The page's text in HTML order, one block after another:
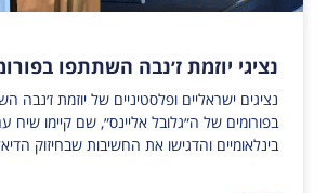
נציגי יוזמת ז׳נבה השתתפו
נציגים ישראליים ופלסטיניים של יוזמת ז׳נבה
בפורומים של ה״גלובל אליינס״, שם קיימו שיח
בינלאומיים והדגישו את החשיבות שבחיזוק